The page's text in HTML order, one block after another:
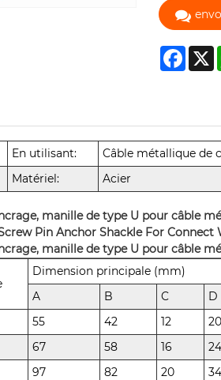
X
En utilisant:
Câble métallique de
Matériel: Acier
manille de type U pour câble
manille de type U pour câble
Dimension principale (mm)
A
B C
D
55 42 12 20
67 58 16 24
97 82 20 34